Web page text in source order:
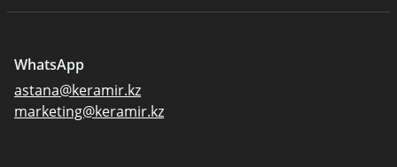
WhatsApp
astana@keramir.kz
marketing@keramir.kz